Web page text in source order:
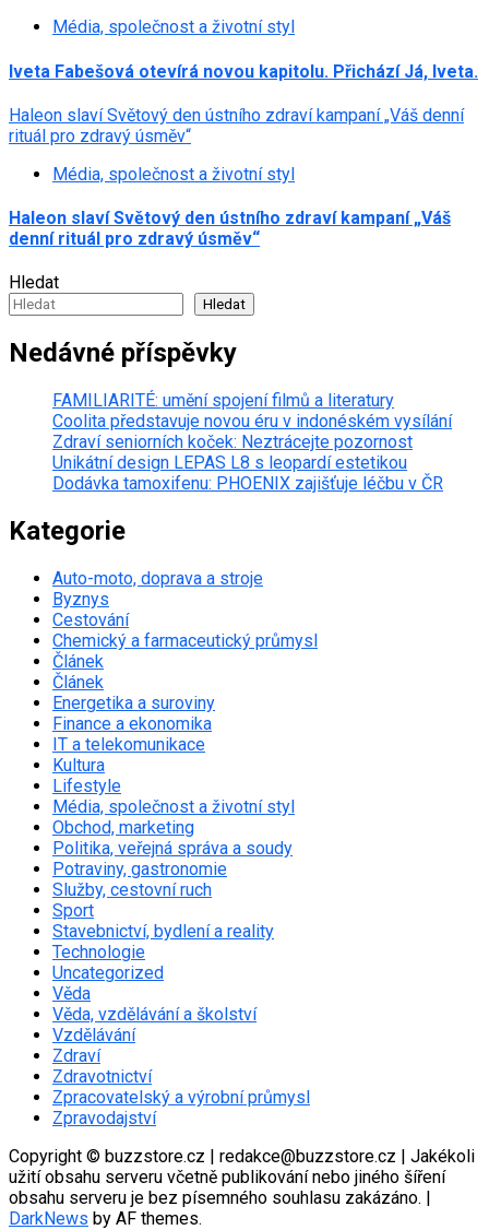
Média, společnost a životní styl
Iveta Fabešová otevírá novou kapitolu. Přichází Já, Iveta.
Haleon slaví Světový den ústního zdraví kampaní „Váš denní
rituál pro zdravý úsměv“
Média, společnost a životní styl
Haleon slaví Světový den ústního zdraví kampaní „Váš
denní rituál pro zdravý úsměv“
Hledat
Hledat
Nedávné příspěvky
FAMILIARITÉ: umění spojení filmů a literatury
Coolita představuje novou éru v indonéském vysílání
Zdraví seniorních koček: Neztrácejte pozornost
Unikátní design LEPAS L8 s leopardí estetikou
Dodávka tamoxifenu: PHOENIX zajišťuje léčbu v ČR
Kategorie
Auto-moto, doprava a stroje
Byznys
Cestování
Chemický a farmaceutický průmysl
Článek
Článek
Energetika a suroviny
Finance a ekonomika
IT a telekomunikace
Kultura
Lifestyle
Média, společnost a životní styl
Obchod, marketing
Politika, veřejná správa a soudy
Potraviny, gastronomie
Služby, cestovní ruch
Sport
Stavebnictví, bydlení a reality
Technologie
Uncategorized
Věda
Věda, vzdělávání a školství
Vzdělávání
Zdraví
Zdravotnictví
Zpracovatelský a výrobní průmysl
Zpravodajství
Copyright © buzzstore.cz | redakce@buzzstore.cz | Jakékoli
užití obsahu serveru včetně publikování nebo jiného šíření
obsahu serveru je bez písemného souhlasu zakázáno. |
DarkNews by AF themes.